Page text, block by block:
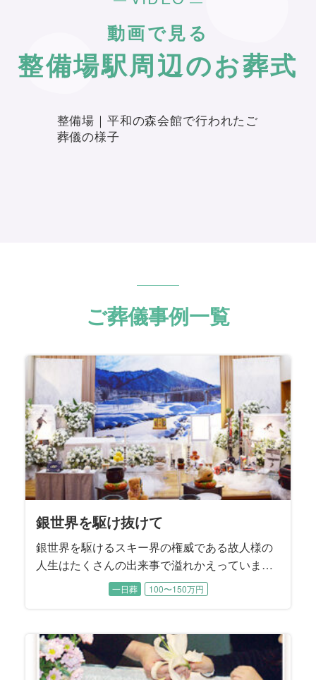
動画で見る
整備場駅周辺のお葬式
整備場｜平和の森会館で行われたご
葬儀の様子
ご葬儀事例一覧
銀世界を駆け抜けて
銀世界を駆けるスキー界の権威である故人様の
人生はたくさんの出来事で溢れかえっていま
す。 教授としてのお姿、スキー仲間との顔、監
督としての顔、家族と向き合う顔、お孫さんと
界の故人様。 そして、ご家族の気持ちを一つに
したのはみんなが知っている「例のもの」でし
た。
一日葬 100〜150万円